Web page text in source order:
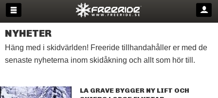
NYHETER
Häng med i skidvärlden! Freeride tillhandahåller er med de
senaste nyheterna inom skidåkning och allt som hör till.
LA GRAVE BYGGER NY LIFT OCH